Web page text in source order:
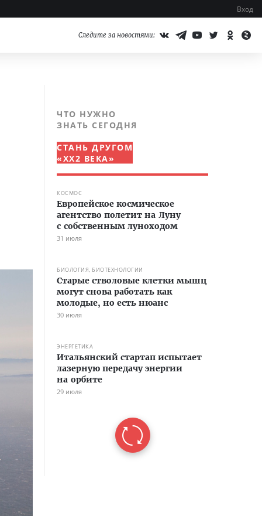
Вход
Следите за новостями:
ЧТО НУЖНО
ЗНАТЬ СЕГОДНЯ
СТАНЬ ДРУГОМ
«XX2 ВЕКА»
КОСМОС
Европейское космическое
агентство полетит на Луну
с собственным луноходом
31 июля
БИОЛОГИЯ, БИОТЕХНОЛОГИИ
Старые стволовые клетки мышц
могут снова работать как
молодые, но есть нюанс
30 июля
ЭНЕРГЕТИКА
Итальянский стартап испытает
лазерную передачу энергии
на орбите
29 июля